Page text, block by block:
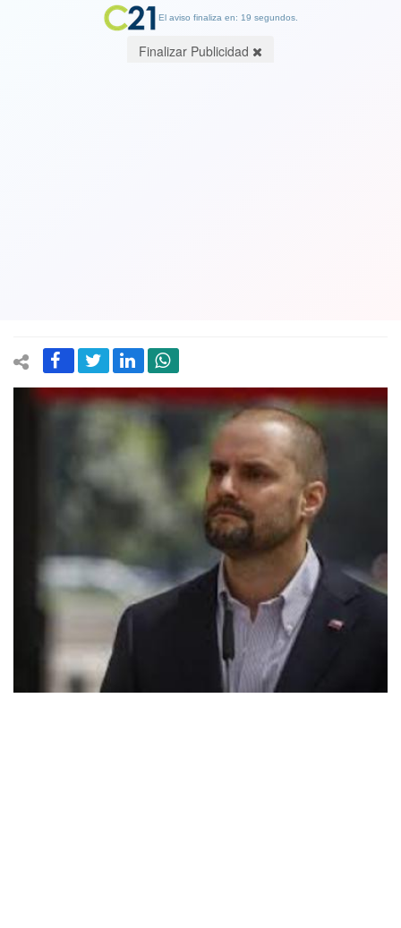
El aviso finaliza en: 19 segundos.
Finalizar Publicidad